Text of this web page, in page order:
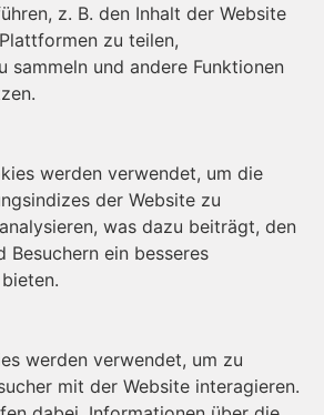
z. B. den Inhalt der Website
zu teilen,
sammeln und andere Funktionen
werden verwendet, um die
der Website zu
was dazu beiträgt, den
Besuchern ein besseres
werden verwendet, um zu
mit der Website interagieren.